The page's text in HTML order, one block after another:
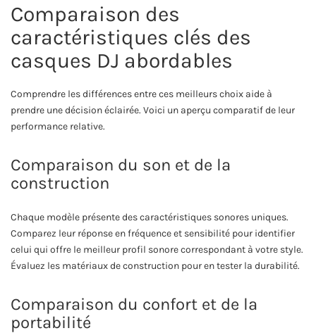
Comparaison des
caractéristiques clés des
casques DJ abordables
Comprendre les différences entre ces meilleurs choix aide à
prendre une décision éclairée. Voici un aperçu comparatif de leur
performance relative.
Comparaison du son et de la
construction
Chaque modèle présente des caractéristiques sonores uniques.
Comparez leur réponse en fréquence et sensibilité pour identifier
celui qui offre le meilleur profil sonore correspondant à votre style.
Évaluez les matériaux de construction pour en tester la durabilité.
Comparaison du confort et de la
portabilité